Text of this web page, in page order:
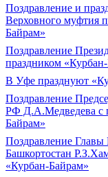
Поздравление и
Верховного муфтия
Байрам»
Поздравление
праздником
В Уфе празднуют
Поздравление
РФ Д.А.Медведева с
Байрам»
Поздравление Главы
Башкортостан
«Курбан-Байрам»